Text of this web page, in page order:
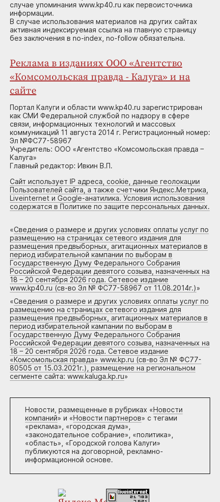
случае упоминания www.kp40.ru как первоисточника
информации.
В случае использования материалов на других сайтах
активная индексируемая ссылка на главную страницу
без заключения в no-index, no-follow обязательна.
Реклама в изданиях ООО «Агентство
«Комсомольская правда - Калуга» и на
сайте
Портал Калуги и области www.kp40.ru зарегистрирован
как СМИ Федеральной службой по надзору в сфере
связи, информационных технологий и массовых
коммуникаций 11 августа 2014 г. Регистрационный номер:
Эл №ФС77-58967
Учредитель: ООО «Агентство «Комсомольская правда –
Калуга»
Главный редактор: Ивкин В.П.
Сайт использует IP адреса, cookie, данные геолокации
Пользователей сайта, а также счетчики Яндекс.Метрика,
Liveinternet и Google-анатилика. Условия использования
содержатся в Политике по защите персональных данных.
«Сведения о размере и других условиях оплаты услуг по
размещению на страницах сетевого издания для
размещения предвыборных, агитационных материалов в
период избирательной кампании по выборам в
Государственную Думу Федерального Собрания
Российской Федерации девятого созыва, назначенных на
18 – 20 сентября 2026 года. Сетевое издание
www.kp40.ru (св-во Эл № ФС77-58967 от 11.08.2014г.)»
«Сведения о размере и других условиях оплаты услуг по
размещению на страницах сетевого издания для
размещения предвыборных, агитационных материалов в
период избирательной кампании по выборам в
Государственную Думу Федерального Собрания
Российской Федерации девятого созыва, назначенных на
18 – 20 сентября 2026 года. Сетевое издание
«Комсомольская правда» www.kp.ru (св-во Эл № ФС77-
80505 от 15.03.2021г.), размещение на региональном
сегменте сайта: www.kaluga.kp.ru»
Новости, размещенные в рубриках «Новости
компаний» и «Новости партнеров» с тегами
«реклама», «городская дума»,
«законодательное собрание», «политика»,
«область», «Городской голова Калуги»
публикуются на договорной, рекламно-
информационной основе.